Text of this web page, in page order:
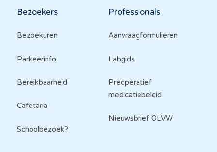
Bezoekers
Bezoekuren
Parkeerinfo
Bereikbaarheid
Cafetaria
Schoolbezoek?
Professionals
Aanvraagformulieren
Labgids
Preoperatief
medicatiebeleid
Nieuwsbrief OLVW